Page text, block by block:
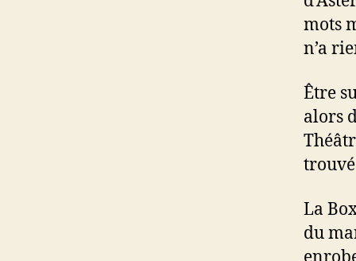
mots
n’a
Être
alors
La
du